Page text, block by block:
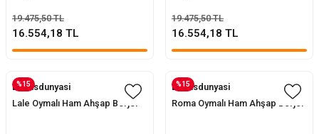
Sandalye
19.475,50 TL
16.554,18 TL
19.475,50 TL
16.554,18 TL
%15
Evofisdunyasi
Lale Oymalı Ham Ahşap Berjer
%15
Evofisdunyasi
Roma Oymalı Ham Ahşap Berjer